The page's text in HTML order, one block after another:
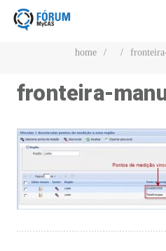
home / /
fronteira-